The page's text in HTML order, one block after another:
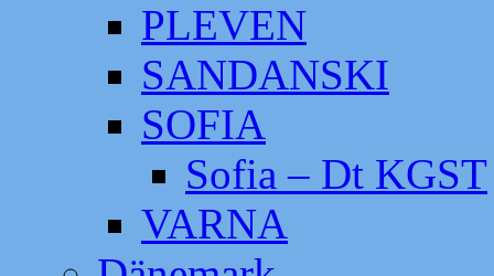
PLEVEN
SANDANSKI
SOFIA
Sofia – Dt KGST
VARNA